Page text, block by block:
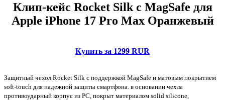
Клип-кейс Rocket Silk с MagSafe для
Apple iPhone 17 Pro Max Оранжевый
Купить за 1299 RUR
Защитный чехол Rocket Silk с поддержкой MagSafe и матовым покрытием
soft-touch для надежной защиты смартфона. в основании чехла
противоударный корпус из PC, покрыт материалом solid silicone,